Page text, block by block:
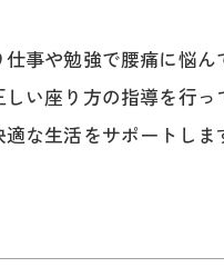
事や勉強で腰痛に悩
い座り方の指導を行
な生活をサポートし